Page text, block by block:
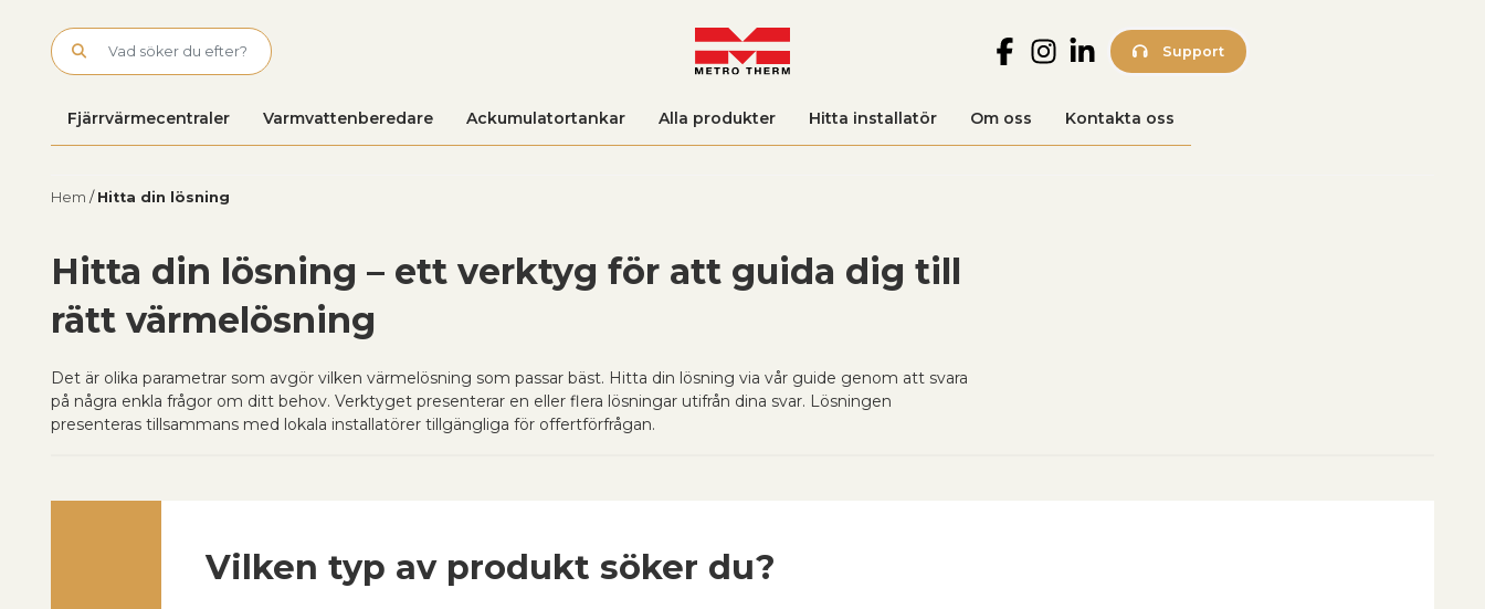
Support
Fjärrvärmecentraler Varmvattenberedare Ackumulatortankar Alla produkter Hitta installatör Om oss Kontakta oss
Hem / Hitta din lösning
Hitta din lösning – ett verktyg för att guida dig till
rätt värmelösning
Det är olika parametrar som avgör vilken värmelösning som passar bäst. Hitta din lösning via vår guide genom att svara
på några enkla frågor om ditt behov. Verktyget presenterar en eller flera lösningar utifrån dina svar. Lösningen
presenteras tillsammans med lokala installatörer tillgängliga för offertförfrågan.
Vilken typ av produkt söker du?